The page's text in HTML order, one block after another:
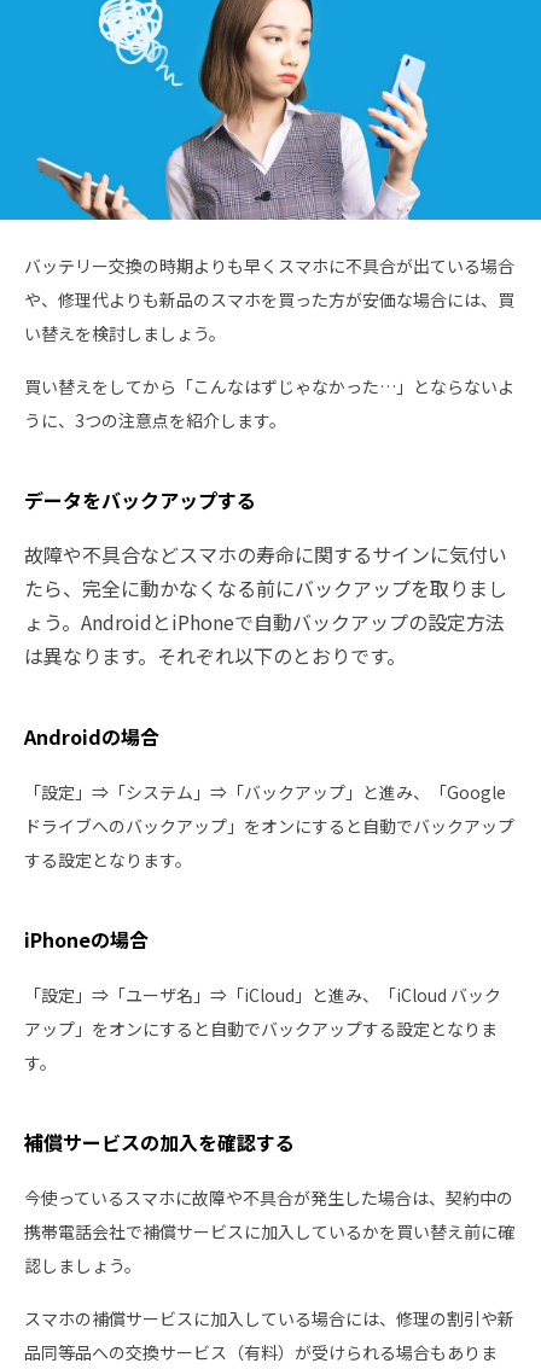
バッテリー交換の時期よりも早くスマホに不具合が出ている場合
や、修理代よりも新品のスマホを買った方が安価な場合には、買
い替えを検討しましょう。
買い替えをしてから「こんなはずじゃなかった…」とならないよ
うに、3つの注意点を紹介します。
データをバックアップする
故障や不具合などスマホの寿命に関するサインに気付い
たら、完全に動かなくなる前にバックアップを取りまし
ょう。AndroidとiPhoneで自動バックアップの設定方法
は異なります。それぞれ以下のとおりです。
Androidの場合
「設定」⇒「システム」⇒「バックアップ」と進み、「Google
ドライブへのバックアップ」をオンにすると自動でバックアップ
する設定となります。
iPhoneの場合
「設定」⇒「ユーザ名」⇒「iCloud」と進み、「iCloud バック
アップ」をオンにすると自動でバックアップする設定となりま
す。
補償サービスの加入を確認する
今使っているスマホに故障や不具合が発生した場合は、契約中の
携帯電話会社で補償サービスに加入しているかを買い替え前に確
認しましょう。
スマホの補償サービスに加入している場合には、修理の割引や新
品同等品への交換サービス（有料）が受けられる場合もありま